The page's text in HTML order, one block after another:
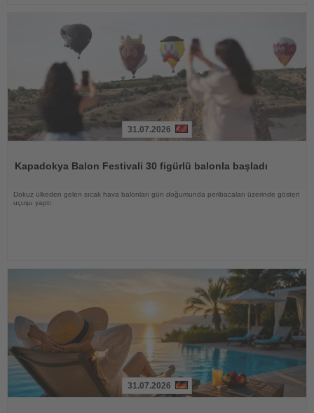
31.07.2026
Kapadokya Balon Festivali 30 figürlü balonla başladı
Dokuz ülkeden gelen sıcak hava balonları gün doğumunda peribacaları üzerinde gösteri
uçuşu yaptı
31.07.2026